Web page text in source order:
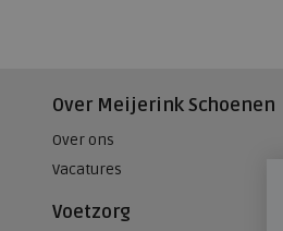
Over Meijerink Schoenen
Over ons
Vacatures
Voetzorg